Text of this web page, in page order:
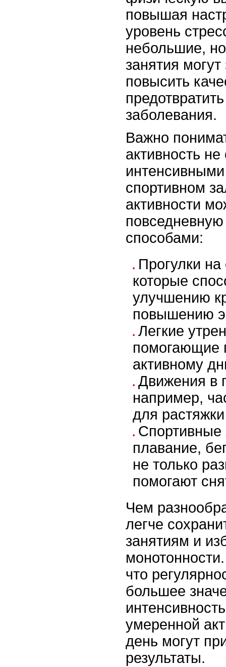
повышая
уровень
небольшие,
занятия
повысить
заболевания.
Важно
активность
спортивном
активности
способами:
Прогулки
которые
улучшению
повышению
Легкие
помогающие
активному
Движения в
например,
для
Спортивные
плавание,
не только
помогают
Чем
легче
занятиям и
что
большее
умеренной
день могут
результаты.